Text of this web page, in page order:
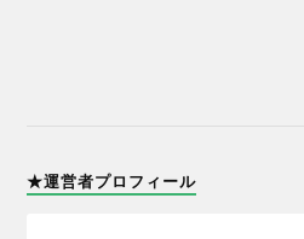
★運営者プロフィール